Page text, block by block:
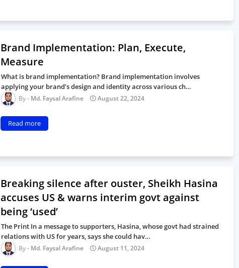
Brand Implementation: Plan, Execute,
Measure
What is brand implementation? Brand implementation involves
applying your brand’s design and identity across various ch…
Md. Faysal Arafine August 22, 2024
Read more
Breaking silence after ouster, Sheikh Hasina
accuses US & warns interim govt against
being ‘used’
The Print In a message to supporters, Hasina, whose govt had strained
relations with US for years, says she could hav…
Md. Faysal Arafine August 11, 2024